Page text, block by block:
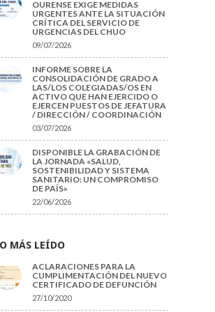
OURENSE EXIGE MEDIDAS
URGENTES ANTE LA SITUACIÓN
CRÍTICA DEL SERVICIO DE
URGENCIAS DEL CHUO
09/07/2026
INFORME SOBRE LA
CONSOLIDACIÓN DE GRADO A
LAS/LOS COLEGIADAS/OS EN
ACTIVO QUE HAN EJERCIDO O
EJERCEN PUESTOS DE JEFATURA
/ DIRECCIÓN / COORDINACIÓN
03/07/2026
DISPONIBLE LA GRABACIÓN DE
LA JORNADA «SALUD,
SOSTENIBILIDAD Y SISTEMA
SANITARIO: UN COMPROMISO
DE PAÍS»
22/06/2026
MÁS LEÍDO
ACLARACIONES PARA LA
CUMPLIMENTACIÓN DEL NUEVO
CERTIFICADO DE DEFUNCIÓN
27/10/2020